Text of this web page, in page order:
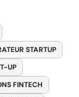
STARTUP
UP
FINTECH